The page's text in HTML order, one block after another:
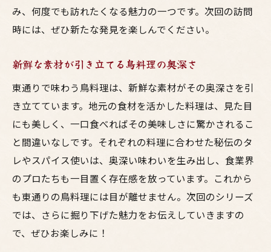
み、何度でも訪れたくなる魅力の一つです。次回の訪問
時には、ぜひ新たな発見を楽しんでください。
新鮮な素材が引き立てる鳥料理の奥深さ
東通りで味わう鳥料理は、新鮮な素材がその奥深さを引
き立てています。地元の食材を活かした料理は、見た目
にも美しく、一口食べればその美味しさに驚かされるこ
と間違いなしです。それぞれの料理に合わせた秘伝のタ
レやスパイス使いは、奥深い味わいを生み出し、食業界
のプロたちも一目置く存在感を放っています。これから
も東通りの鳥料理には目が離せません。次回のシリーズ
では、さらに掘り下げた魅力をお伝えしていきますの
で、ぜひお楽しみに！